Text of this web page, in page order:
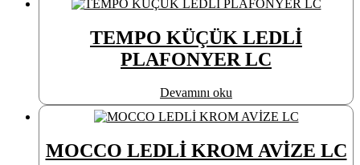
TEMPO KÜÇÜK LEDLİ
PLAFONYER LC
Devamını oku
MOCCO LEDLİ KROM AVİZE LC